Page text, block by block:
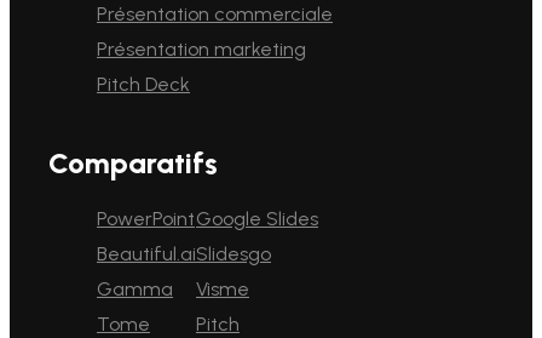
Présentation commerciale
Présentation marketing
Pitch Deck
Comparatifs
PowerPoint
Beautiful.ai
Gamma
Tome
Google Slides
Slidesgo
Visme
Pitch